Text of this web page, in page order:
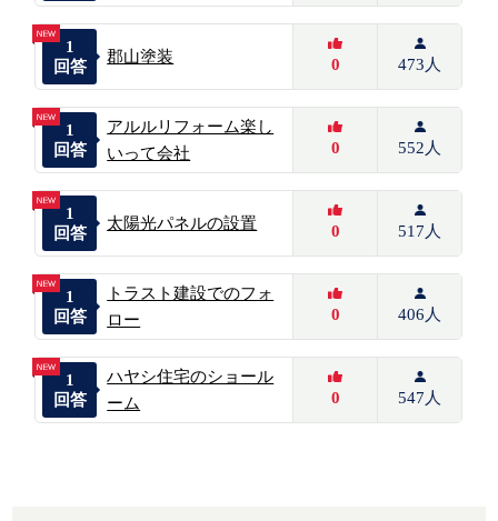
1
回答
郡山塗装 0 473人
1
回答
アルルリフォーム楽し
いって会社
0 552人
1
回答
太陽光パネルの設置 0 517人
1
回答
トラスト建設でのフォ
ロー
0 406人
1
回答
ハヤシ住宅のショール
ーム
0 547人